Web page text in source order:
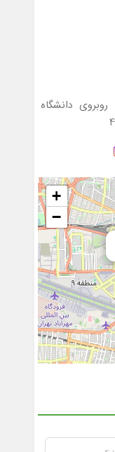
دانشگاه
+
−